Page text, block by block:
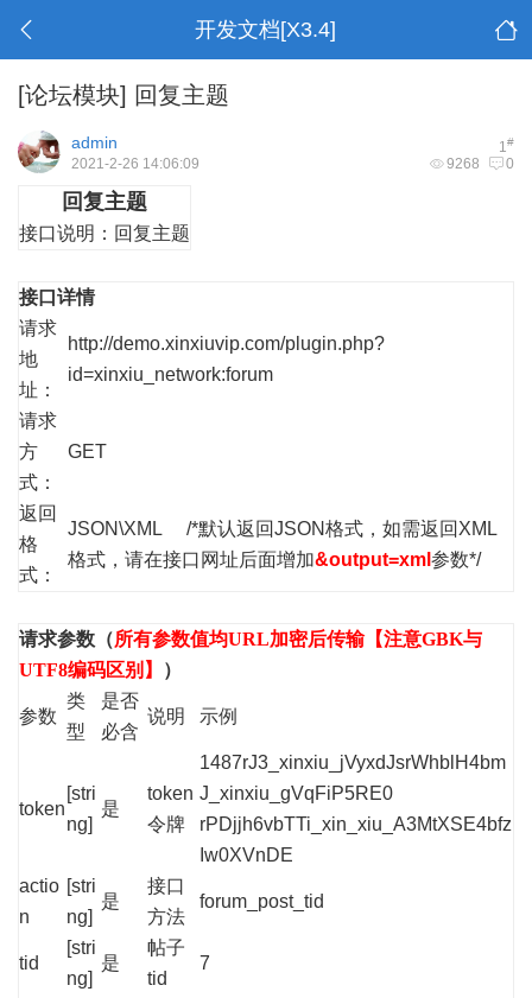
开发文档[X3.4]
[论坛模块] 回复主题
1#
admin
9268 0
2021-2-26 14:06:09
回复主题
接口说明： 回复主题
接口详情
请求
地
址：
http://demo.xinxiuvip.com/plugin.php?
id=xinxiu_network:forum
请求
方
式：
GET
返回
格
式：
JSON\XML /*默认返回JSON格式，如需返回XML
格式，请在接口网址后面增加&output=xml 参数*/
请求参数（所有参数值均URL加密后传输【注意GBK与
UTF8编码区别】
）
参数
类
型
是否
必含
说明 示例
token
[stri
ng]
是
token
令牌
1487rJ3_xinxiu_jVyxdJsrWhblH4bm
J_xinxiu_gVqFiP5RE0
rPDjjh6vbTTi_xin_xiu_A3MtXSE4bfz
Iw0XVnDE
actio
n
[stri
ng]
是
接口
方法
forum_post_tid
tid
[stri
ng]
是
帖子
tid
7